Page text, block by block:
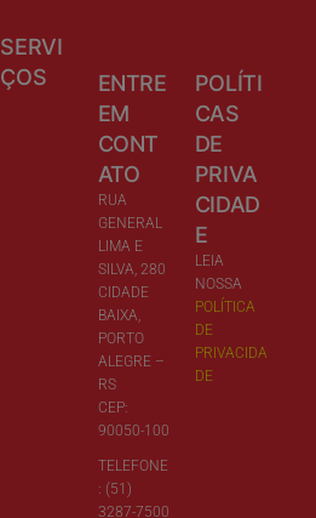
SERVI
ÇOS
ENTRE
EM
CONT
ATO
RUA
GENERAL
LIMA E
SILVA, 280
CIDADE
BAIXA,
PORTO
ALEGRE –
RS
CEP:
90050-100
TELEFONE
: (51)
3287-7500
POLÍTI
CAS
DE
PRIVA
CIDAD
E
LEIA
NOSSA
POLÍTICA
DE
PRIVACIDA
DE